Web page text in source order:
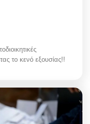
το κενό εξουσίας!!